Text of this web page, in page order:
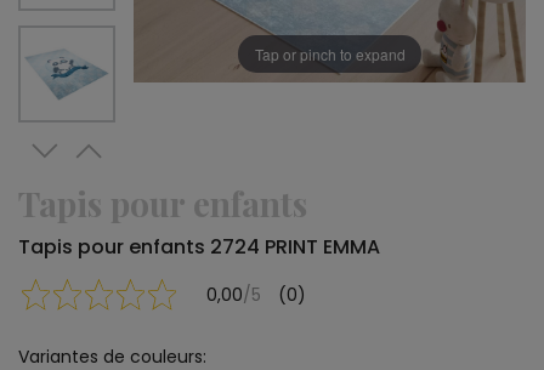
Tap or pinch to expand
Tapis pour enfants
Tapis pour enfants 2724 PRINT EMMA
0,00/5 (0)
Variantes de couleurs: